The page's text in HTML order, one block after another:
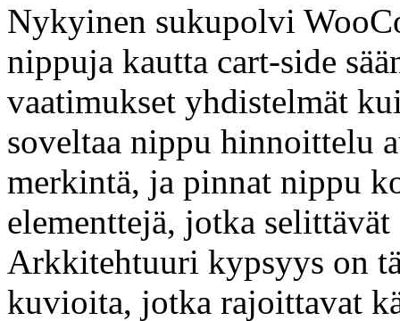
Nykyinen sukupolvi
nippuja kautta cart-side
vaatimukset yhdistelmät
soveltaa nippu hinnoittelu
merkintä, ja pinnat nippu
elementtejä, jotka selittävät
Arkkitehtuuri kypsyys on
kuvioita, jotka rajoittavat